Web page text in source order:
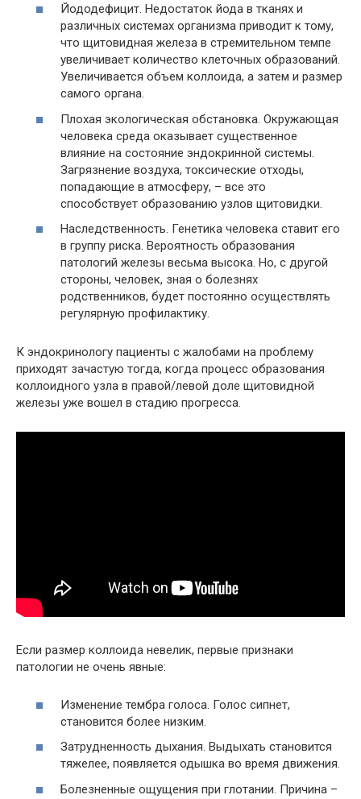
Йододефицит. Недостаток йода в тканях и
различных системах организма приводит к тому,
что щитовидная железа в стремительном темпе
увеличивает количество клеточных образований.
Увеличивается объем коллоида, а затем и размер
самого органа.
Плохая экологическая обстановка. Окружающая
человека среда оказывает существенное
влияние на состояние эндокринной системы.
Загрязнение воздуха, токсические отходы,
попадающие в атмосферу, – все это
способствует образованию узлов щитовидки.
Наследственность. Генетика человека ставит его
в группу риска. Вероятность образования
патологий железы весьма высока. Но, с другой
стороны, человек, зная о болезнях
родственников, будет постоянно осуществлять
регулярную профилактику.
К эндокринологу пациенты с жалобами на проблему
приходят зачастую тогда, когда процесс образования
коллоидного узла в правой/левой доле щитовидной
железы уже вошел в стадию прогресса.
Если размер коллоида невелик, первые признаки
патологии не очень явные:
Изменение тембра голоса. Голос сипнет,
становится более низким.
Затрудненность дыхания. Выдыхать становится
тяжелее, появляется одышка во время движения.
Болезненные ощущения при глотании. Причина –